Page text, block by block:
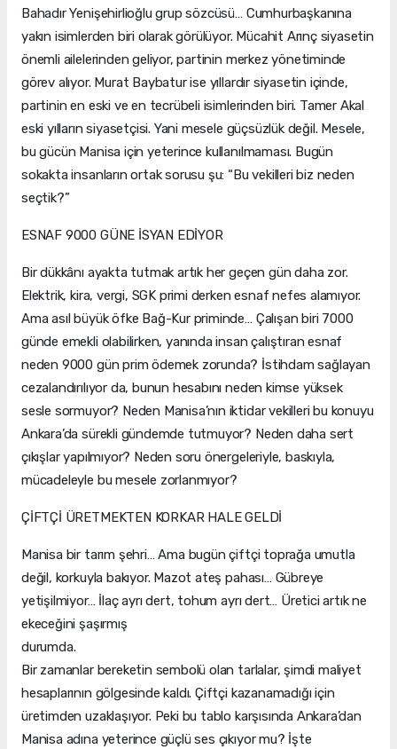
Bahadır Yenişehirlioğlu grup sözcüsü… Cumhurbaşkanına
yakın isimlerden biri olarak görülüyor. Mücahit Arınç siyasetin
önemli ailelerinden geliyor, partinin merkez yönetiminde
görev alıyor. Murat Baybatur ise yıllardır siyasetin içinde,
partinin en eski ve en tecrübeli isimlerinden biri. Tamer Akal
eski yılların siyasetçisi. Yani mesele güçsüzlük değil. Mesele,
bu gücün Manisa için yeterince kullanılmaması. Bugün
sokakta insanların ortak sorusu şu: “Bu vekilleri biz neden
seçtik?”
ESNAF 9000 GÜNE İSYAN EDİYOR
Bir dükkânı ayakta tutmak artık her geçen gün daha zor.
Elektrik, kira, vergi, SGK primi derken esnaf nefes alamıyor.
Ama asıl büyük öfke Bağ-Kur priminde… Çalışan biri 7000
günde emekli olabilirken, yanında insan çalıştıran esnaf
neden 9000 gün prim ödemek zorunda? İstihdam sağlayan
cezalandırılıyor da, bunun hesabını neden kimse yüksek
sesle sormuyor? Neden Manisa’nın iktidar vekilleri bu konuyu
Ankara’da sürekli gündemde tutmuyor? Neden daha sert
çıkışlar yapılmıyor? Neden soru önergeleriyle, baskıyla,
mücadeleyle bu mesele zorlanmıyor?
ÇİFTÇİ ÜRETMEKTEN KORKAR HALE GELDİ
Manisa bir tarım şehri… Ama bugün çiftçi toprağa umutla
değil, korkuyla bakıyor. Mazot ateş pahası… Gübreye
yetişilmiyor… İlaç ayrı dert, tohum ayrı dert… Üretici artık ne
ekeceğini şaşırmış
Bir zamanlar bereketin sembolü olan tarlalar, şimdi maliyet
hesaplarının gölgesinde kaldı. Çiftçi kazanamadığı için
üretimden uzaklaşıyor. Peki bu tablo karşısında Ankara’dan
Manisa adına yeterince güçlü ses çıkıyor mu? İşte